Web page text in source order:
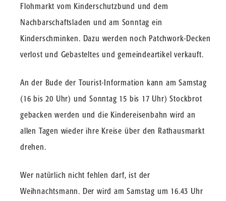
Flohmarkt vom Kinderschutzbund und dem
Nachbarschaftsladen und am Sonntag ein
Kinderschminken. Dazu werden noch Patchwork-Decken
verlost und Gebasteltes und gemeindeartikel verkauft.
An der Bude der Tourist-Information kann am Samstag
(16 bis 20 Uhr) und Sonntag 15 bis 17 Uhr) Stockbrot
gebacken werden und die Kindereisenbahn wird an
allen Tagen wieder ihre Kreise über den Rathausmarkt
drehen.
Wer natürlich nicht fehlen darf, ist der
Weihnachtsmann. Der wird am Samstag um 16.43 Uhr